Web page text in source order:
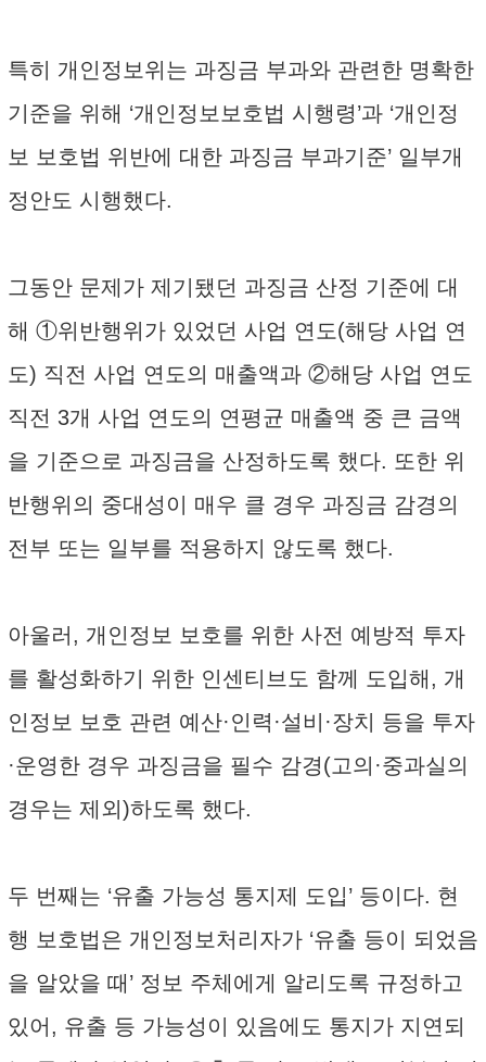
특히 개인정보위는 과징금 부과와 관련한 명확한
기준을 위해 ‘개인정보보호법 시행령’과 ‘개인정
보 보호법 위반에 대한 과징금 부과기준’ 일부개
정안도 시행했다.
그동안 문제가 제기됐던 과징금 산정 기준에 대
해 ①위반행위가 있었던 사업 연도(해당 사업 연
도) 직전 사업 연도의 매출액과 ②해당 사업 연도
직전 3개 사업 연도의 연평균 매출액 중 큰 금액
을 기준으로 과징금을 산정하도록 했다. 또한 위
반행위의 중대성이 매우 클 경우 과징금 감경의
전부 또는 일부를 적용하지 않도록 했다.
아울러, 개인정보 보호를 위한 사전 예방적 투자
를 활성화하기 위한 인센티브도 함께 도입해, 개
인정보 보호 관련 예산·인력·설비·장치 등을 투자
·운영한 경우 과징금을 필수 감경(고의·중과실의
경우는 제외)하도록 했다.
두 번째는 ‘유출 가능성 통지제 도입’ 등이다. 현
행 보호법은 개인정보처리자가 ‘유출 등이 되었음
을 알았을 때’ 정보 주체에게 알리도록 규정하고
있어, 유출 등 가능성이 있음에도 통지가 지연되